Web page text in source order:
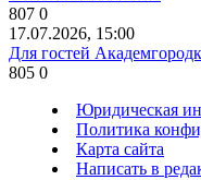
807 0
17.07.2026, 15:00
Для гостей
805 0
Юридическая
Политика
Карта сайта
Написать в